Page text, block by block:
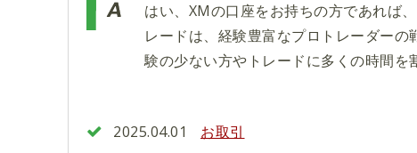
はい、XMの口座をお持ちの方であれば
レードは、経験豊富なプロトレーダー
験の少ない方やトレードに多くの時間を
2025.04.01 お取引